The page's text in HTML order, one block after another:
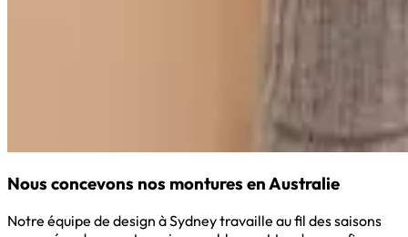
Nous concevons nos montures en Australie
Notre équipe de design à Sydney travaille au fil des saisons